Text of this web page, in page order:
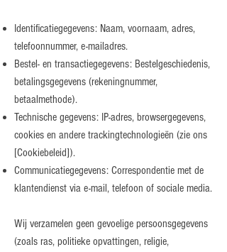
Identificatiegegevens: Naam, voornaam, adres,
telefoonnummer, e-mailadres.
Bestel- en transactiegegevens: Bestelgeschiedenis,
betalingsgegevens (rekeningnummer,
betaalmethode).
Technische gegevens: IP-adres, browsergegevens,
cookies en andere trackingtechnologieën (zie ons
[Cookiebeleid]).
Communicatiegegevens: Correspondentie met de
klantendienst via e-mail, telefoon of sociale media.
Wij verzamelen geen gevoelige persoonsgegevens
(zoals ras, politieke opvattingen, religie,